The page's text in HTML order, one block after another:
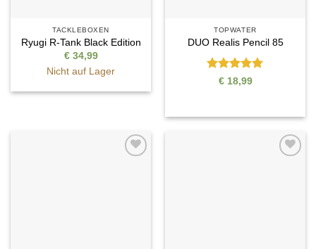
TACKLEBOXEN
Ryugi R-Tank Black Edition
€34,99
Nicht auf Lager
TOPWATER
DUO Realis Pencil 85
Bewertet
€18,99